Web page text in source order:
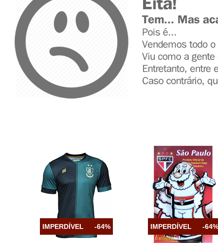
IMPERDÍVEL -64% IMPERDÍVEL -64%